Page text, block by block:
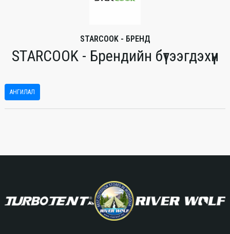
STARCOOK - БРЕНД
STARCOOK - Брендийн бүтээгдэхүүн
АНГИЛАЛ